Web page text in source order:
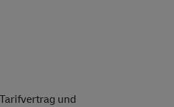
und